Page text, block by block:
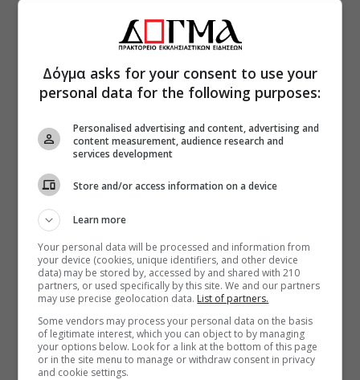
Δόγμα asks for your consent to use your
personal data for the following purposes:
Personalised advertising and content, advertising and
content measurement, audience research and
services development
Store and/or access information on a device
Learn more
Your personal data will be processed and information from
your device (cookies, unique identifiers, and other device
data) may be stored by, accessed by and shared with 210
partners, or used specifically by this site. We and our partners
may use precise geolocation data. List of partners.
Some vendors may process your personal data on the basis
of legitimate interest, which you can object to by managing
your options below. Look for a link at the bottom of this page
or in the site menu to manage or withdraw consent in privacy
and cookie settings.